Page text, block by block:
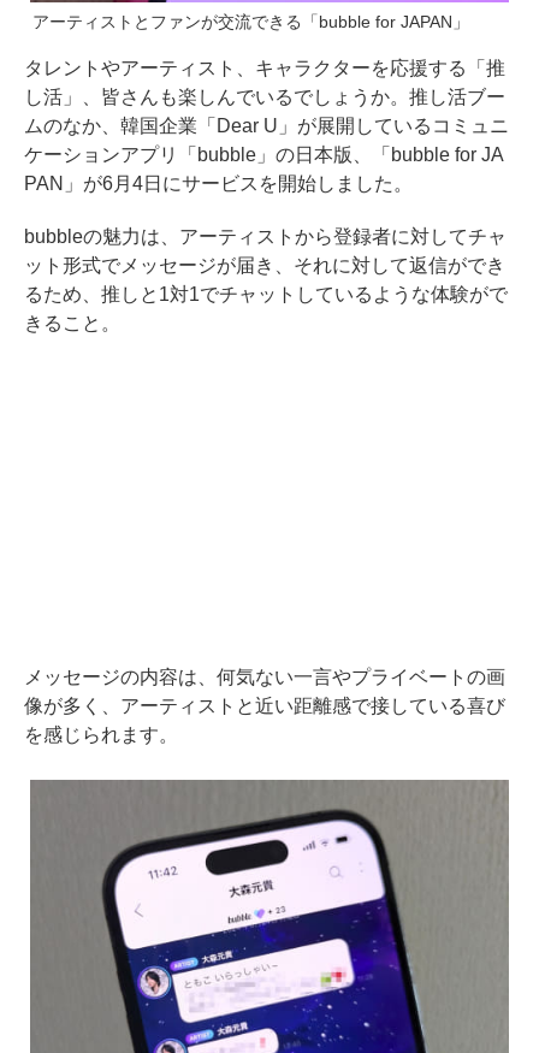
アーティストとファンが交流できる「bubble for JAPAN」
タレントやアーティスト、キャラクターを応援する「推
し活」、皆さんも楽しんでいるでしょうか。推し活ブー
ムのなか、韓国企業「Dear U」が展開しているコミュニ
ケーションアプリ「bubble」の日本版、「bubble for JA
PAN」が6月4日にサービスを開始しました。
bubbleの魅力は、アーティストから登録者に対してチャ
ット形式でメッセージが届き、それに対して返信ができ
るため、推しと1対1でチャットしているような体験がで
きること。
メッセージの内容は、何気ない一言やプライベートの画
像が多く、アーティストと近い距離感で接している喜び
を感じられます。